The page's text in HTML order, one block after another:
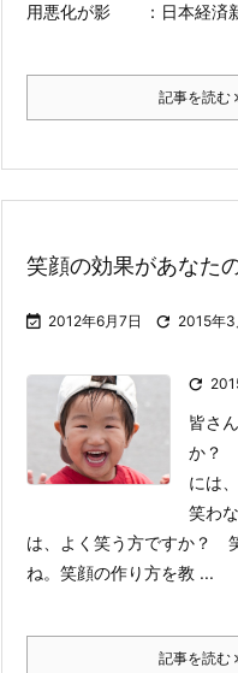
用悪化が影 ：日本経済
記事を読む
笑顔の効果があなた
 2012年6月7日  2015年3

皆さ
か？
には
笑わ
は、よく笑う方ですか？
ね。笑顔の作り方を教 ...
記事を読む